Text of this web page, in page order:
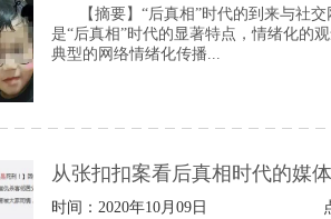
【摘要】“后真相”时代的到来与社
是“后真相”时代的显著特点，情绪化的
典型的网络情绪化传播...
从张扣扣案看后真相时代的媒
时间：2020年10月09日